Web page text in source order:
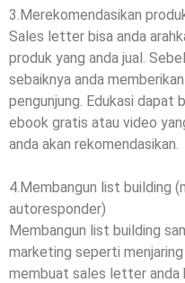
3.Merekomendasikan
Sales letter bisa anda
produk yang anda jual.
sebaiknya anda
pengunjung. Edukasi dapat
ebook gratis atau video
anda akan rekomendasikan.
4.Membangun list building
autoresponder)
Membangun list building
marketing seperti
membuat sales letter anda